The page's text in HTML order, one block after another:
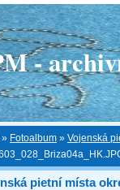
-
» Fotoalbum » Vojenská
pietní místa